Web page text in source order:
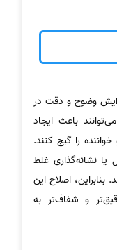
وضوح و دقت در
باعث ایجاد
را گیج کنند.
یا نشانه‌گذاری غلط
اصلاح این
و شفاف‌تر به